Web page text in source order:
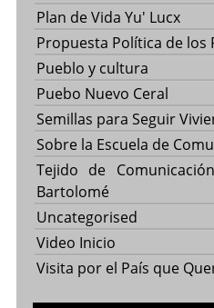
Plan de Vida Yu' Lucx
Propuesta Política de los
Pueblo y cultura
Puebo Nuevo Ceral
Semillas para Seguir
Sobre la Escuela de
Tejido de
Bartolomé
Uncategorised
Video Inicio
Visita por el País que